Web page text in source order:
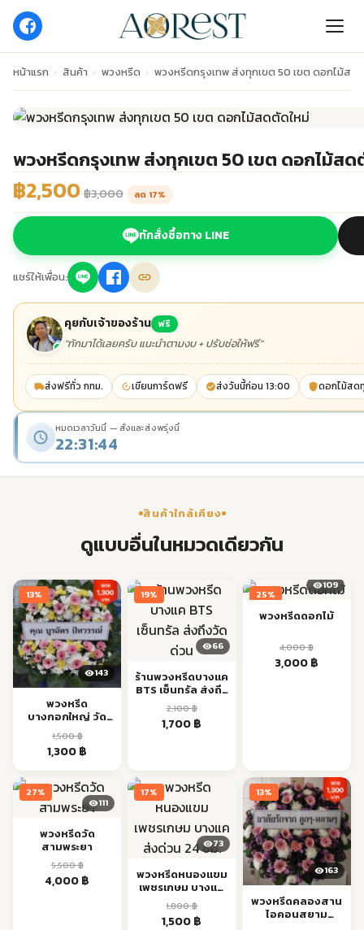
หน้าแรก › สินค้า › พวงหรีด › พวงหรีดกรุงเทพ ส่งทุกเขต 50 เขต ดอกไม้สด
พวงหรีดกรุงเทพ ส่งทุกเขต 50 เขต ดอกไม้ส
฿2,500฿3,000 ลด 17%
ทักสั่งซื้อทาง LINE
แชร์ให้เพื่อน:
คุยกับเจ้าของร้าน ฟรี
"ทักมาได้เลยครับ แนะนำตามงบ + ปรับช่อให้ฟรี"
ส่งฟรีทั่ว กทม. เขียนการ์ดฟรี ส่งวันนี้ก่อน 13:00 ดอกไม้สด
หมดเวลาวันนี้ — สั่งและส่งพรุ่งนี้
22:31:43
สินค้าใกล้เคียง
ดูแบบอื่นในหมวดเดียวกัน
13%
143
พวงหรีด
บางกอกใหญ่ วัด
อรุณ เจริญนคร ส่ง
ด่วน
1,500฿
Original
1,500 ฿.
1,300฿
is:
1,300 ฿.
19%
66
ร้านพวงหรีดบางแค
BTS เซ็นทรัล ส่งถึง
วัดด่วน
2,100฿
Original
1,700฿
25%
109
พวงหรีดดอกไม้
4,000฿
Original
3,000฿
27%
111
พวงหรีดวัด
สามพระยา
5,500฿
Original
4,000฿
17%
73
พวงหรีดหนองแขม
เพชรเกษม บางแค
ส่งด่วน 24 ชม.
1,800฿
Original
1,500฿
13%
163
พวงหรีดคลองสาน
ไอคอนสยาม